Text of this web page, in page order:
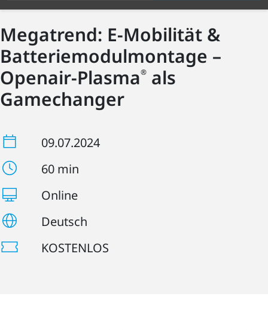
Megatrend: E-Mobilität &
Batteriemodulmontage –
Openair-Plasma® als
Gamechanger
09.07.2024
60 min
Online
Deutsch
KOSTENLOS